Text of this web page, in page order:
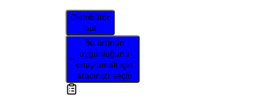
Distribütör
bul
Bu ürünün
uygunluğunu
onaylamak için
aracınızı seçin